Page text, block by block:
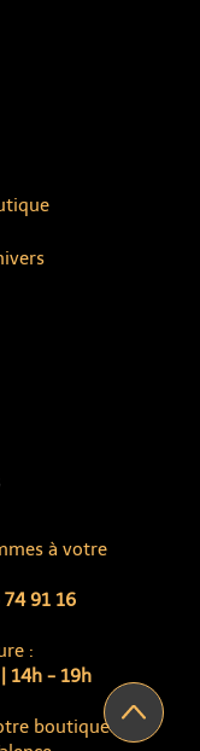
à votre
91 16
:
14h - 19h
boutique